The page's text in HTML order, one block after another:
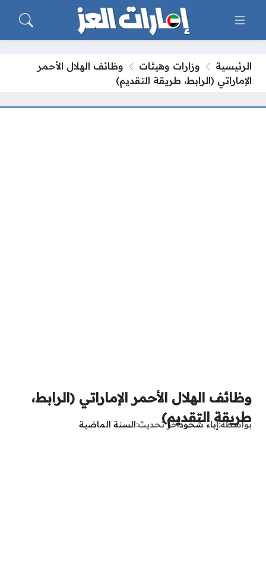
الرئيسية وزارات وهيئات
وظائف الهلال الأحمر
الإماراتي (الرابط، طريقة التقديم)
وظائف الهلال الأحمر الإماراتي (الرابط،
طريقة التقديم)
بواسطةإباء شحودآخر تحديث السنة الماضية